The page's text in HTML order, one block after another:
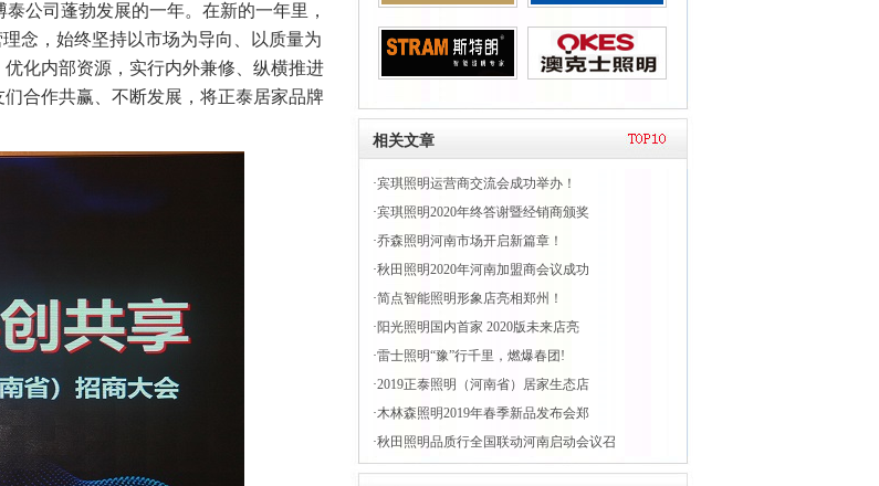
公司蓬勃发展的一年。在新的一年里，
念，始终坚持以市场为导向、以质量为
化内部资源，实行内外兼修、纵横推进
合作共赢、不断发展，将正泰居家品牌
相关文章
·宾琪照明运营商交流会成功举办！
·宾琪照明2020年终答谢暨经销商颁奖
·乔森照明河南市场开启新篇章！
·秋田照明2020年河南加盟商会议成功
·简点智能照明形象店亮相郑州！
· 阳光照明国内首家 2020版未来店亮
·雷士照明“豫”行千里，燃爆春团!
·2019正泰照明（河南省）居家生态店
·木林森照明2019年春季新品发布会郑
·秋田照明品质行全国联动河南启动会议召